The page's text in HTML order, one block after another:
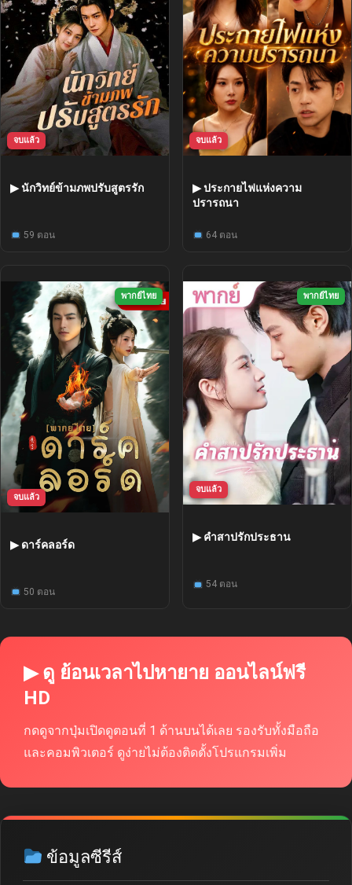
จบแล้ว
▶ นักวิทย์ข้ามภพปรับสูตรรัก
59 ตอน
จบแล้ว
▶ ประกายไฟแห่งความ
ปรารถนา
64 ตอน
พากย์ไทย
จบแล้ว
▶ ดาร์คลอร์ด
50 ตอน
พากย์ไทย
จบแล้ว
▶ คำสาปรักประธาน
54 ตอน
▶ ดู ย้อนเวลาไปหายาย ออนไลน์ฟรี
HD
กดดูจากปุ่มเปิดดูตอนที่ 1 ด้านบนได้เลย รองรับทั้งมือถือ
และคอมพิวเตอร์ ดูง่ายไม่ต้องติดตั้งโปรแกรมเพิ่ม
ข้อมูลซีรีส์